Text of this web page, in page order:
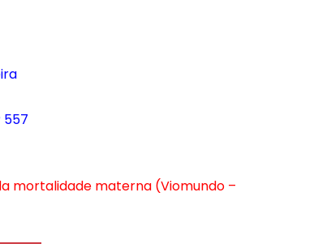
557
mortalidade materna (Viomundo –